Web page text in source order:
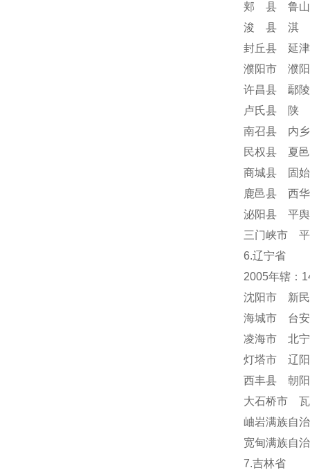
郏 县 鲁
浚 县 淇
封丘县 延
濮阳市 濮
许昌县 鄢
卢氏县 陕
南召县 内
民权县 夏
商城县 固
鹿邑县 西
泌阳县 平
三门峡市
6.辽宁省
2005年辖：
沈阳市 新
海城市 台
凌海市 北
灯塔市 辽
西丰县 朝
大石桥市
岫岩满族自
宽甸满族自
7.吉林省